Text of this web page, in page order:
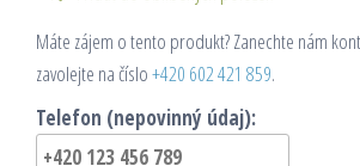
Máte zájem o tento produkt? Zanechte nám
zavolejte na číslo+420 602 421 859.
Telefon (nepovinný údaj):